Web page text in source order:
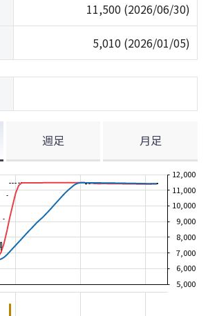
11,500 (2026/06/30)
5,010 (2026/01/05)
週足 月足
5,000
6,000
7,000
8,000
9,000
10,000
11,000
12,000